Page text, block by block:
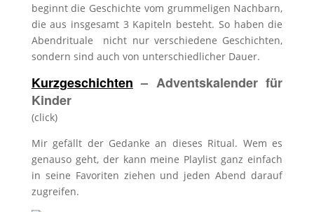
beginnt die Geschichte vom grummeligen Nachbarn,
die aus insgesamt 3 Kapiteln besteht. So haben die
Abendrituale nicht nur verschiedene Geschichten,
sondern sind auch von unterschiedlicher Dauer.
Kurzgeschichten – Adventskalender für
Kinder
(click)
Mir gefällt der Gedanke an dieses Ritual. Wem es
genauso geht, der kann meine Playlist ganz einfach
in seine Favoriten ziehen und jeden Abend darauf
zugreifen.